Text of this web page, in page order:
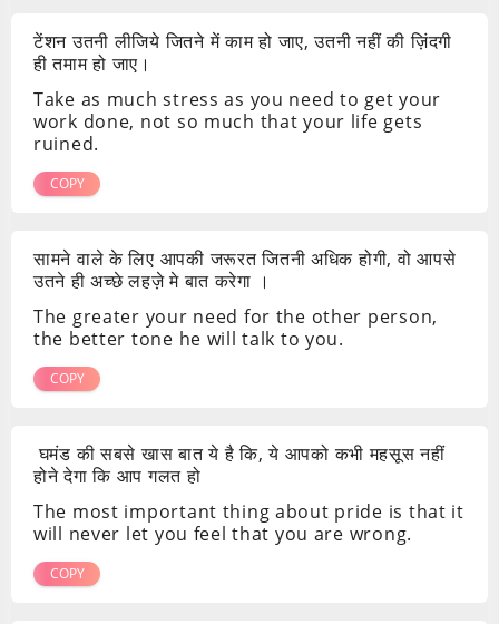
टेंशन उतनी लीजिये जितने में काम हो जाए, उतनी नहीं की ज़िंदगी
ही तमाम हो जाए।
Take as much stress as you need to get your
work done, not so much that your life gets
ruined.
COPY
सामने वाले के लिए आपकी जरूरत जितनी अधिक होगी, वो आपसे
उतने ही अच्छे लहज़े मे बात करेगा ।
The greater your need for the other person,
the better tone he will talk to you.
COPY
घमंड की सबसे खास बात ये है कि, ये आपको कभी महसूस नहीं
होने देगा कि आप गलत हो
The most important thing about pride is that it
will never let you feel that you are wrong.
COPY